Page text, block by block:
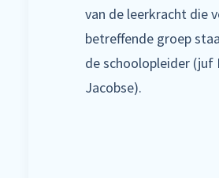
van de leerkracht die
betreffende groep
de schoolopleider (juf
Jacobse).